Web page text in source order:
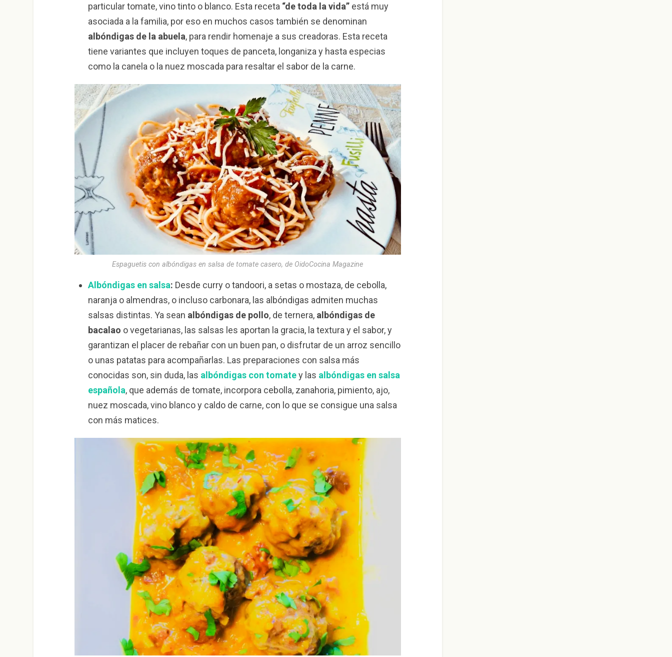
particular tomate, vino tinto o blanco. Esta receta “de toda la vida”está muy
asociada a la familia, por eso en muchos casos también se denominan
albóndigas de la abuela, para rendir homenaje a sus creadoras. Esta receta
tiene variantes que incluyen toques de panceta, longaniza y hasta especias
como la canela o la nuez moscada para resaltar el sabor de la carne.
Espaguetis con albóndigas en salsa de tomate casero, de OidoCocina Magazine
Albóndigas en salsa: Desde curry o tandoori, a setas o mostaza, de cebolla,
naranja o almendras, o incluso carbonara, las albóndigas admiten muchas
salsas distintas. Ya sean albóndigas de pollo, de ternera, albóndigas de
bacalao o vegetarianas, las salsas les aportan la gracia, la textura y el sabor, y
garantizan el placer de rebañar con un buen pan, o disfrutar de un arroz sencillo
o unas patatas para acompañarlas. Las preparaciones con salsa más
conocidas son, sin duda, las albóndigas con tomatey las albóndigas en salsa
española, que además de tomate, incorpora cebolla, zanahoria, pimiento, ajo,
nuez moscada, vino blanco y caldo de carne, con lo que se consigue una salsa
con más matices.